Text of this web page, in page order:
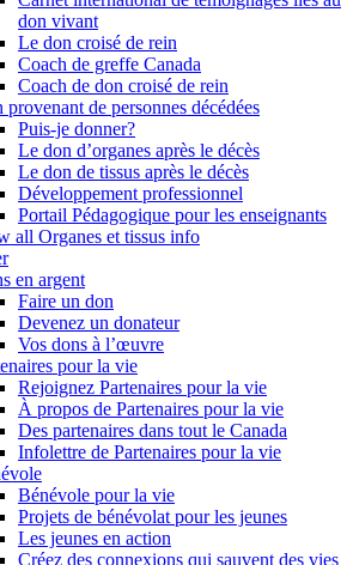
don vivant
Le don croisé de rein
Coach de greffe Canada
Coach de don croisé de rein
provenant de personnes décédées
Puis-je donner?
Le don d’organes après le décès
Le don de tissus après le décès
Développement professionnel
Portail Pédagogique pour les enseignants
all Organes et tissus info
en argent
Faire un don
Devenez un donateur
Vos dons à l’œuvre
pour la vie
Rejoignez Partenaires pour la vie
À propos de Partenaires pour la vie
Des partenaires dans tout le Canada
Infolettre de Partenaires pour la vie
Bénévole pour la vie
Projets de bénévolat pour les jeunes
Les jeunes en action
Créez des connexions qui sauvent des vies